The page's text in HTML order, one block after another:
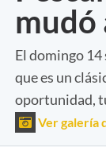
mudó
El domingo
que es un
oportunidad,
Ver galería